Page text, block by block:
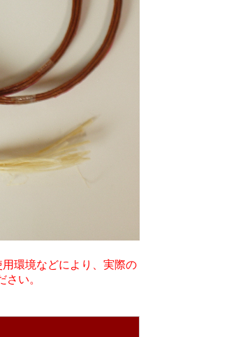
環境などにより、実際の
い。